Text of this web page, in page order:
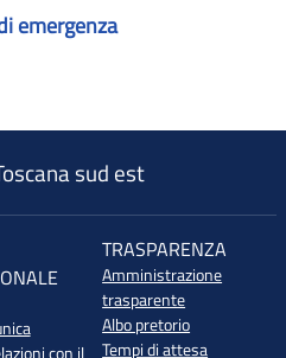
emergenza
sud est
TRASPARENZA
Amministrazione
trasparente
Albo pretorio
Tempi di attesa